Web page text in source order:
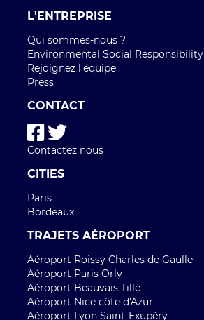
L'ENTREPRISE
Qui sommes-nous ?
Environmental Social Responsibility
Rejoignez l'équipe
Press
CONTACT
Contactez nous
CITIES
Paris
Bordeaux
TRAJETS AÉROPORT
Aéroport Roissy Charles de Gaulle
Aéroport Paris Orly
Aéroport Beauvais Tillé
Aéroport Nice côte d'Azur
Aéroport Lyon Saint-Exupéry